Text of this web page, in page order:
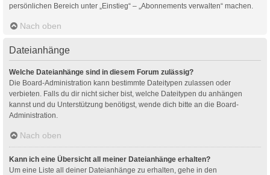
persönlichen Bereich unter „Einstieg“ – „Abonnements verwalten“ machen.
Nach oben
Dateianhänge
Welche Dateianhänge sind in diesem Forum zulässig?
Die Board-Administration kann bestimmte Dateitypen zulassen oder
verbieten. Falls du dir nicht sicher bist, welche Dateitypen du anhängen
kannst und du Unterstützung benötigst, wende dich bitte an die Board-
Administration.
Nach oben
Kann ich eine Übersicht all meiner Dateianhänge erhalten?
Um eine Liste all deiner Dateianhänge zu erhalten, gehe in den